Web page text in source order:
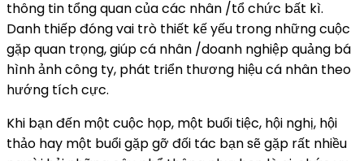
thông tin tổng quan của các nhân /tổ chức bất kì.
Danh thiếp đóng vai trò thiết kế yếu trong những cuộc
gặp quan trọng, giúp cá nhân /doanh nghiệp quảng bá
hình ảnh công ty, phát triển thương hiệu cá nhân theo
hướng tích cực.
Khi bạn đến một cuộc họp, một buổi tiệc, hội nghị, hội
thảo hay một buổi gặp gỡ đối tác bạn sẽ gặp rất nhiều